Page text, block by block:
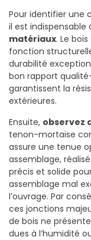
Pour identifier une
il est
matériaux. Le
fonction
durabilité
bon rapport
garantissent la
extérieures.
Ensuite, observez
tenon-mortaise
assure une tenue
assemblage,
précis et solide
assemblage mal
l’ouvrage. Par
ces jonctions
de bois ne
dues à l’humidité